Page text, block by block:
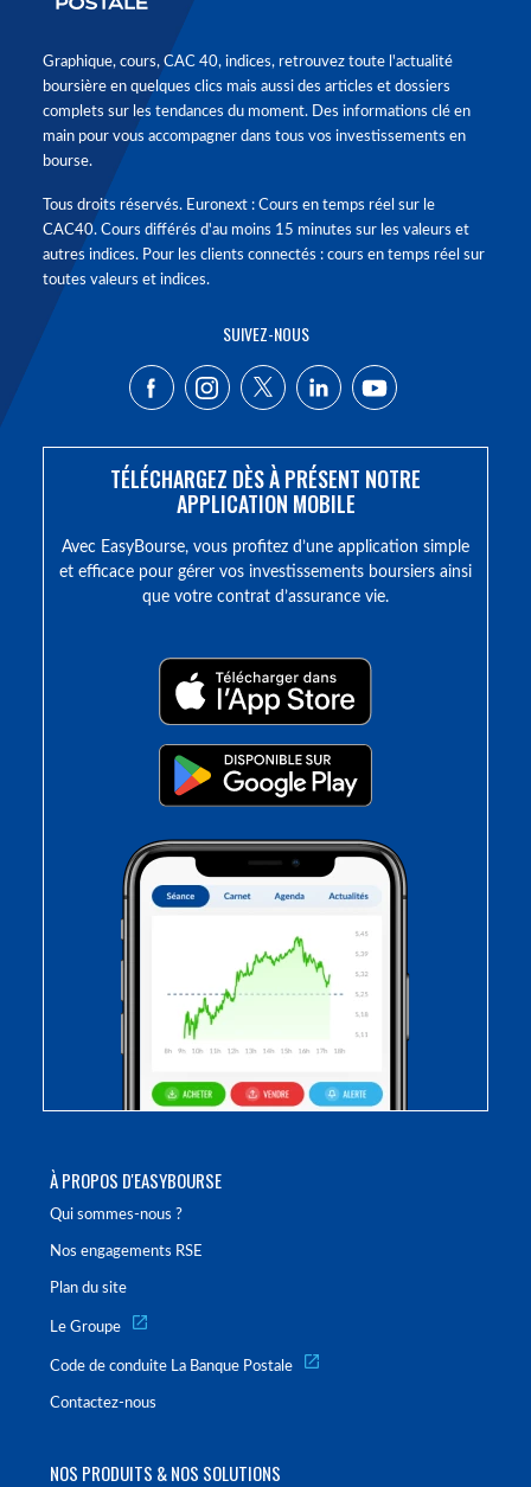
À PROPOS D'EASYBOURSE
Qui sommes-nous ?
Nos engagements RSE
Plan du site
Le Groupe
Code de conduite La Banque Postale
Contactez-nous
NOS PRODUITS & NOS SOLUTIONS
Graphique, cours, CAC 40, indices, retrouvez toute l'actualité
boursière en quelques clics mais aussi des articles et dossiers
complets sur les tendances du moment. Des informations clé en
main pour vous accompagner dans tous vos investissements en
bourse.
Tous droits réservés. Euronext : Cours en temps réel sur le
CAC40. Cours différés d'au moins 15 minutes sur les valeurs et
autres indices. Pour les clients connectés : cours en temps réel sur
toutes valeurs et indices.
SUIVEZ-NOUS
TÉLÉCHARGEZ DÈS À PRÉSENT NOTRE
APPLICATION MOBILE
Avec EasyBourse, vous profitez d’une application simple
et efficace pour gérer vos investissements boursiers ainsi
que votre contrat d’assurance vie.